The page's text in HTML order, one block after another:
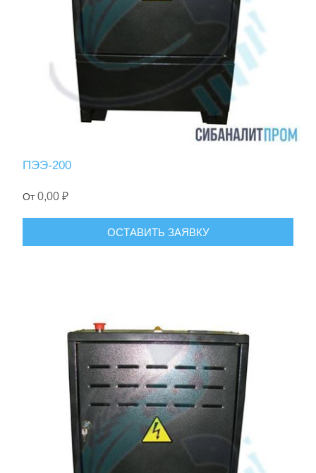
ПЭЭ-200
От0,00 ₽
ОСТАВИТЬ ЗАЯВКУ